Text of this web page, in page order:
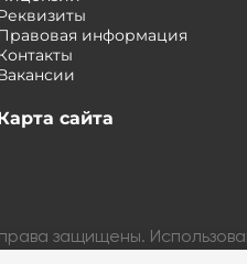
информация
сайта
защищены.